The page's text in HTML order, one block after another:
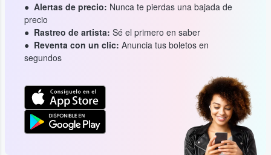
Alertas de precio: Nunca te pierdas una bajada de
precio
Rastreo de artista: Sé el primero en saber
Reventa con un clic: Anuncia tus boletos en
segundos